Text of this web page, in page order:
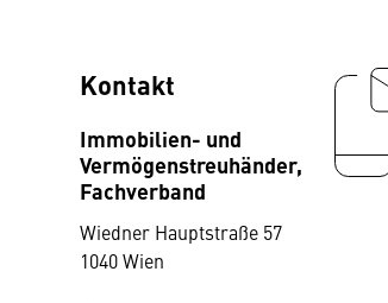
Kontakt
Immobilien- und
Vermögenstreuhänder,
Fachverband
Wiedner Hauptstraße 57
1040 Wien